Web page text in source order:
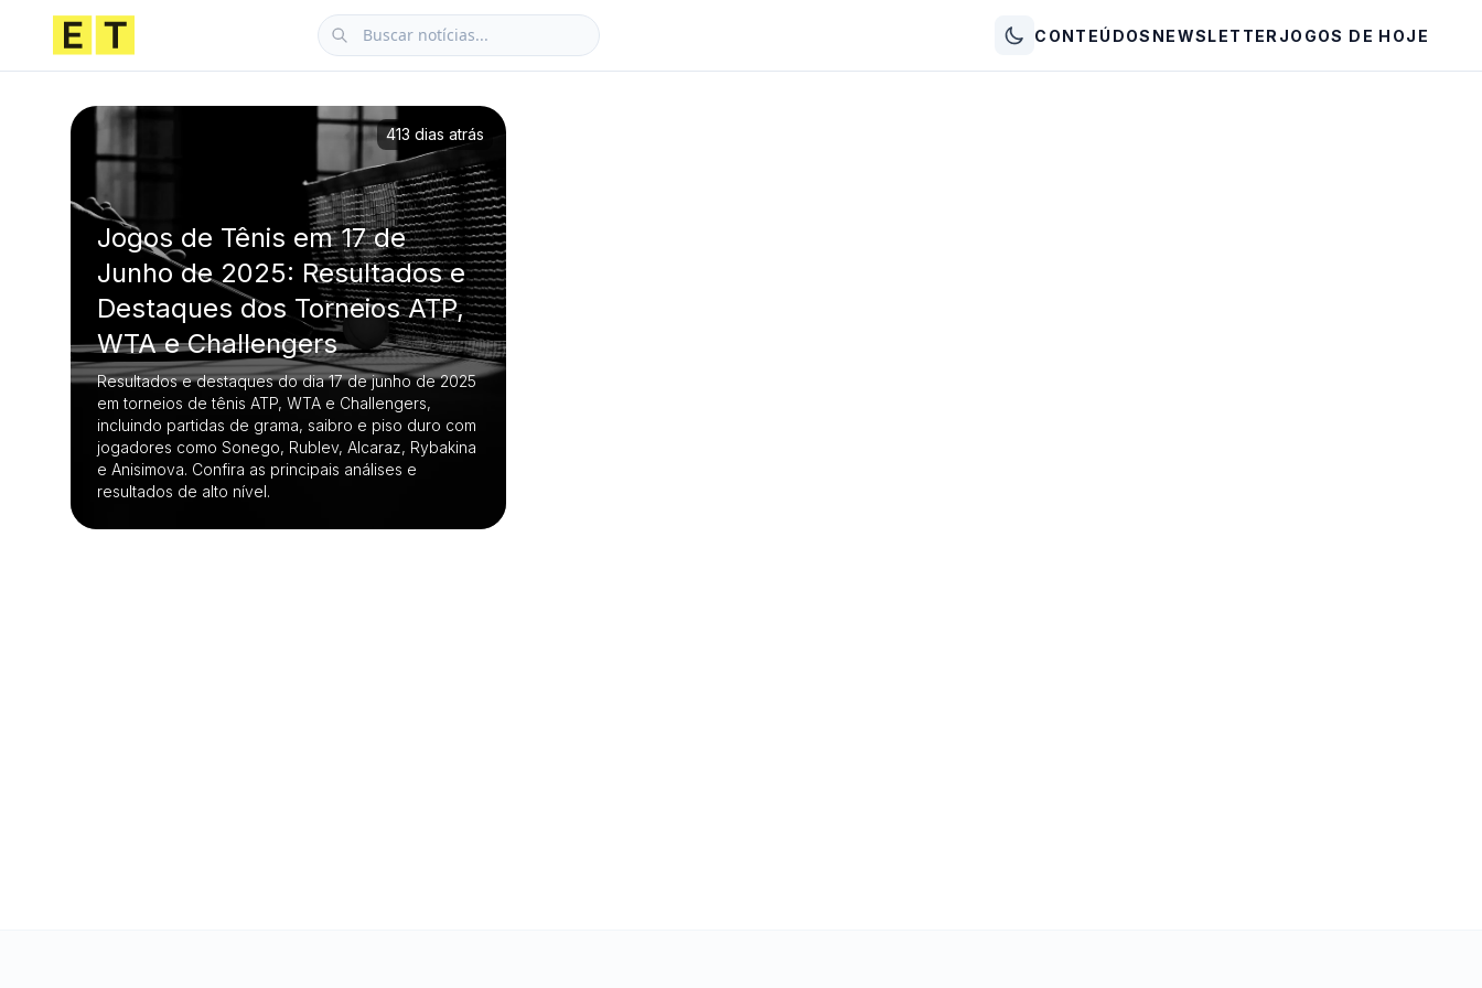
CONTEÚDOS NEWSLETTER JOGOS DE HOJE
Jogos de Tênis em 17 de
Junho de 2025: Resultados e
Destaques dos Torneios ATP,
WTA e Challengers
Resultados e destaques do dia 17 de junho de 2025
em torneios de tênis ATP, WTA e Challengers,
incluindo partidas de grama, saibro e piso duro com
jogadores como Sonego, Rublev, Alcaraz, Rybakina
e Anisimova. Confira as principais análises e
resultados de alto nível.
413 dias atrás